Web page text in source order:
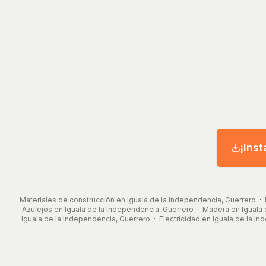
Materiales de construcción en Iguala de la Independencia, Guerrero ·
Azulejos en Iguala de la Independencia, Guerrero · Madera en Iguala
Iguala de la Independencia, Guerrero · Electricidad en Iguala de la